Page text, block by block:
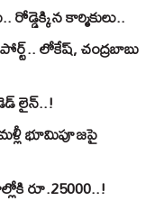
కార్మికులు..
లోకేష్‌, చంద్రబాబు
లైన్‌..!
భూమిపూజపై
రూ.25000..!